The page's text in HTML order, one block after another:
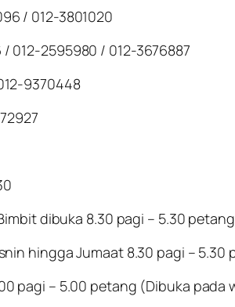
/ 012-3801020
012-2595980 / 012-3676887
9370448
dibuka 8.30 pagi – 5.30
hingga Jumaat 8.30 pagi – 5.30
pagi – 5.00 petang (Dibuka pada